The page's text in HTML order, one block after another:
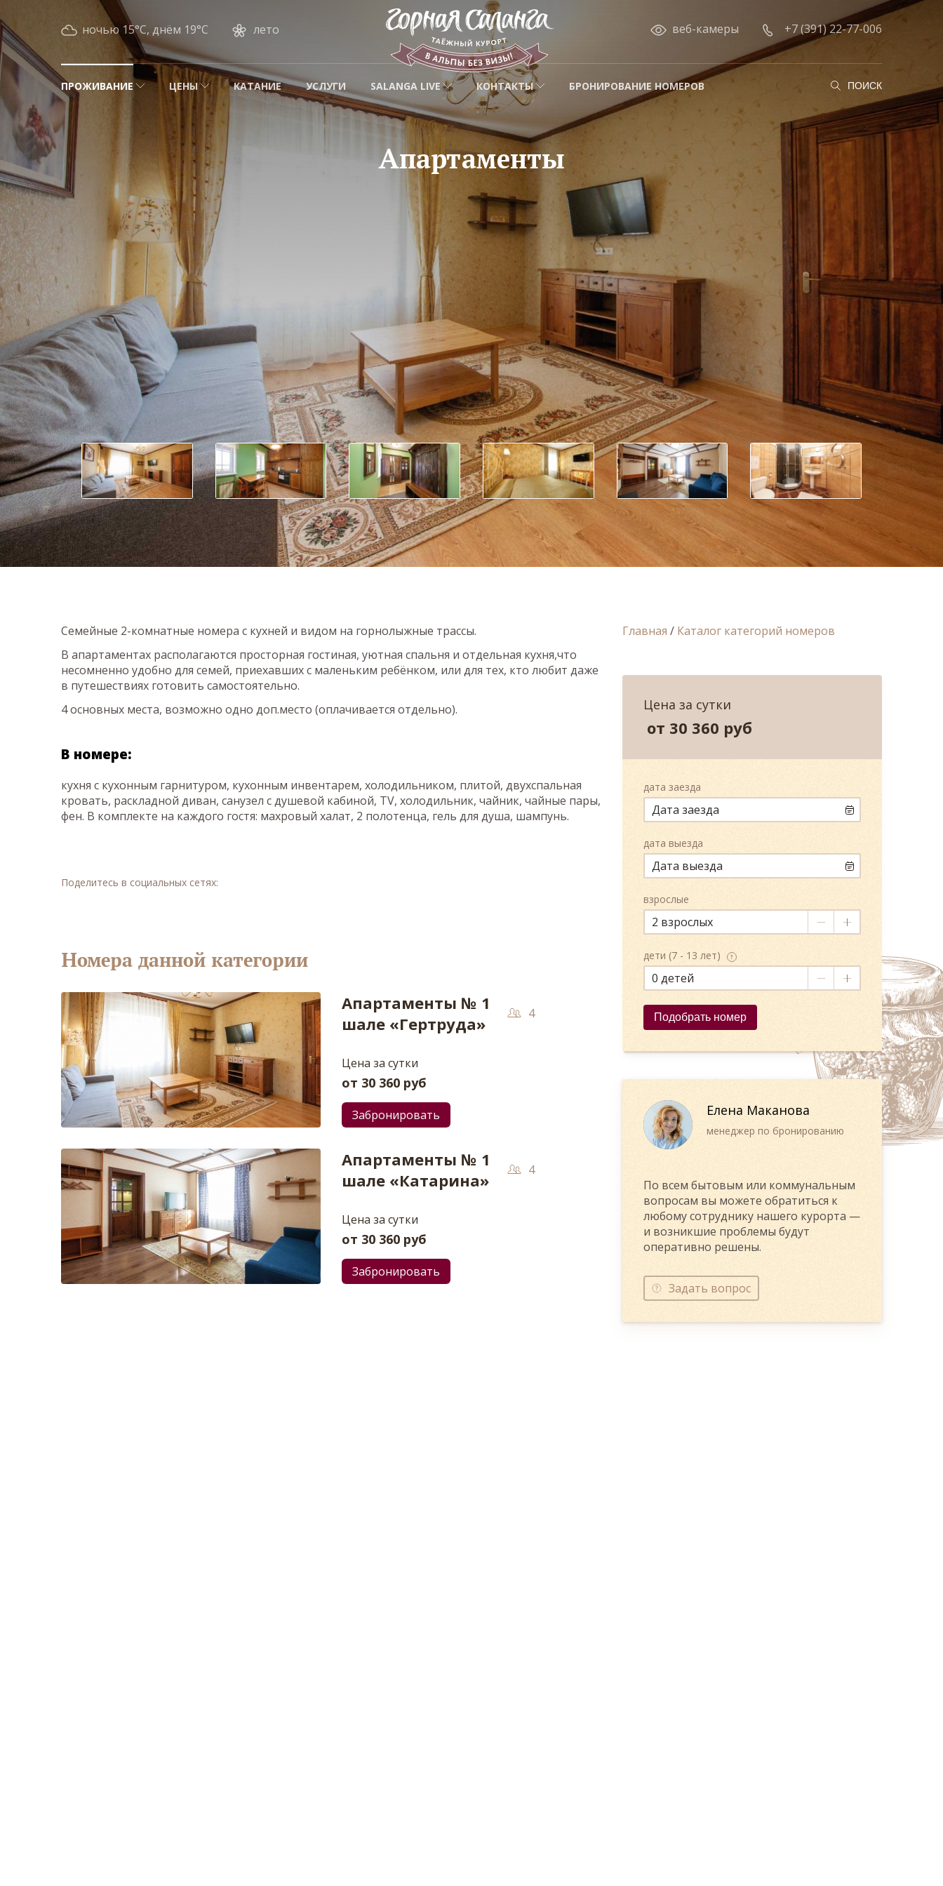
ночью 15°C, днём 19°C лето веб-камеры +7 (391) 22-77-006
ПРОЖИВАНИЕ ЦЕНЫ КАТАНИЕ УСЛУГИ SALANGA LIVE КОНТАКТЫ БРОНИРОВАНИЕ НОМЕРОВ ПОИСК
Апартаменты
Семейные 2-комнатные номера с кухней и видом на горнолыжные трассы.
В апартаментах располагаются просторная гостиная, уютная спальня и отдельная кухня,что
несомненно удобно для семей, приехавших с маленьким ребёнком, или для тех, кто любит даже
в путешествиях готовить самостоятельно.
4 основных места, возможно одно доп.место (оплачивается отдельно).
В номере:
кухня с кухонным гарнитуром, кухонным инвентарем, холодильником, плитой, двухспальная
кровать, раскладной диван, санузел с душевой кабиной, TV, холодильник, чайник, чайные пары,
фен. В комплекте на каждого гостя: махровый халат, 2 полотенца, гель для душа, шампунь.
Поделитесь в социальных сетях:
Номера данной категории
Апартаменты № 1
шале «Гертруда»
4
Цена за сутки
от 30 360 руб
Забронировать
Апартаменты № 1
шале «Катарина»
4
Цена за сутки
от 30 360 руб
Забронировать
Главная / Каталог категорий номеров
Цена за сутки
от 30 360 руб
дата заезда
дата выезда
взрослые
2
дети (7 - 13 лет) ?
0
Подобрать номер
Елена Маканова
менеджер по бронированию
По всем бытовым или коммунальным
вопросам вы можете обратиться к
любому сотруднику нашего курорта —
и возникшие проблемы будут
оперативно решены.
Задать вопрос